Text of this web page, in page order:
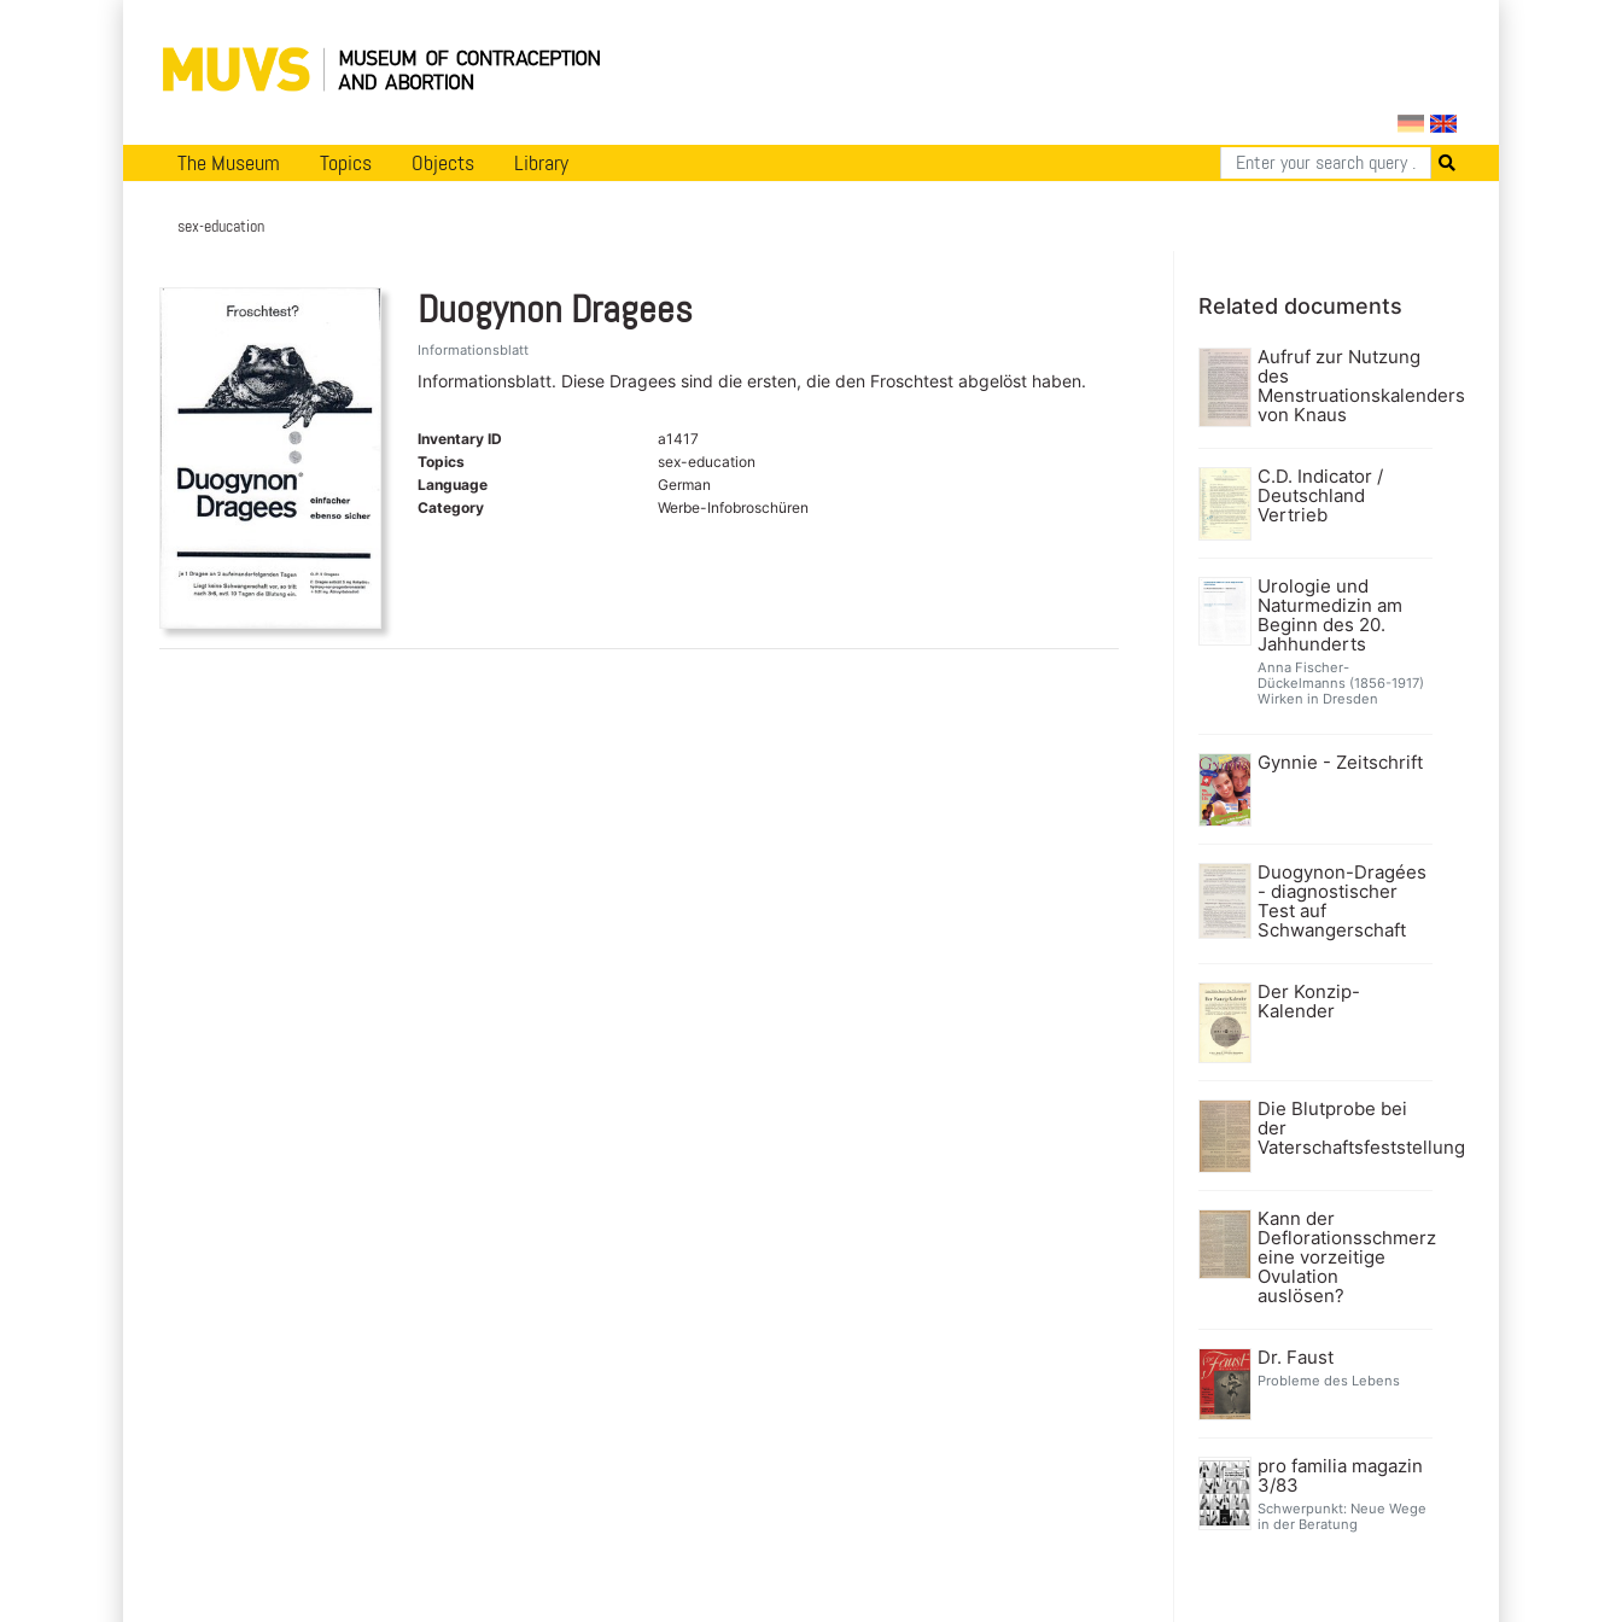
The Museum Topics Objects Library
sex-education
Duogynon Dragees
Informationsblatt
Informationsblatt. Diese Dragees sind die ersten, die den Froschtest abgelöst haben.
Inventary ID
a1417
Topics
sex-education
Language
German
Category
Werbe-Infobroschüren
Related documents
Aufruf zur Nutzung
des
Menstruationskalenders
von Knaus
C.D. Indicator /
Deutschland
Vertrieb
Urologie und
Naturmedizin am
Beginn des 20.
Jahhunderts
Anna Fischer-
Dückelmanns (1856-1917)
Wirken in Dresden
Gynnie - Zeitschrift
Duogynon-Dragées
- diagnostischer
Test auf
Schwangerschaft
Der Konzip-
Kalender
Die Blutprobe bei
der
Vaterschaftsfeststellung
Kann der
Deflorationsschmerz
eine vorzeitige
Ovulation
auslösen?
Dr. Faust
Probleme des Lebens
pro familia magazin
3/83
Schwerpunkt: Neue Wege
in der Beratung